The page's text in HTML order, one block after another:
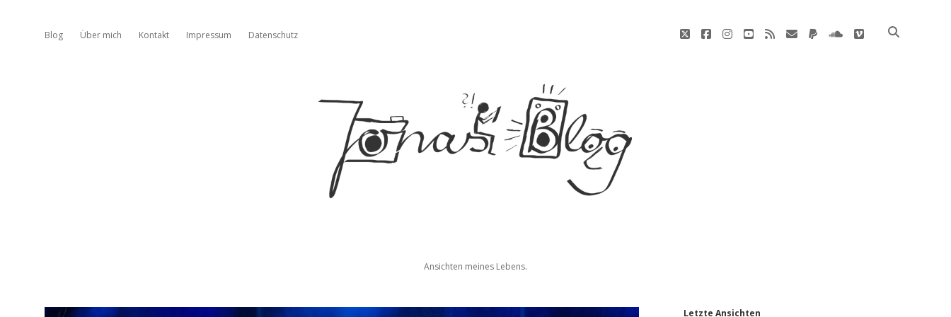
Blog Über mich Kontakt Impressum Datenschutz twitterfacebookinstagram
youtube
rss E-
paypalsoundcloud
vimeo
Jonas'
Ansichten meines Lebens.
Letzte Ansichten